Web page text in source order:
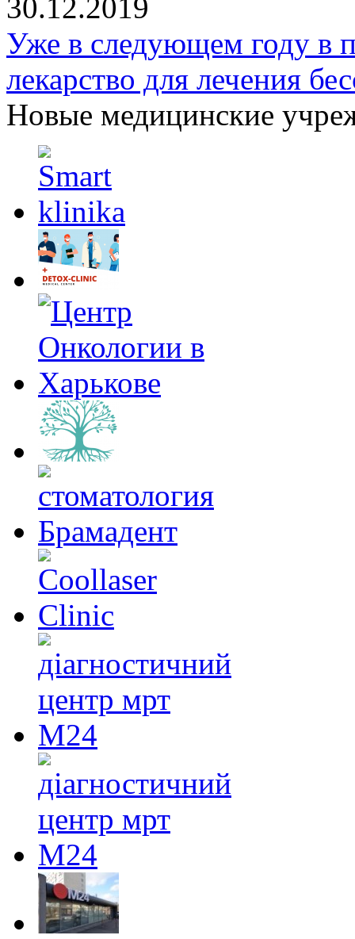
30.12.2019
Уже в следующем году в
лекарство для лечения
Новые медицинские